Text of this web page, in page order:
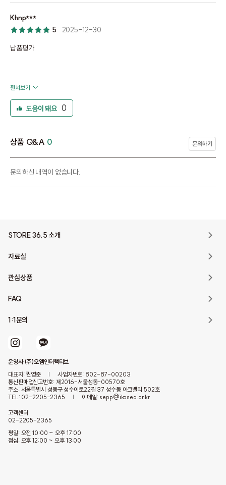
Khnp***
5
2025-12-30
납품평가
펼쳐보기
도움이 돼요 0
상품 Q&A 0 문의하기
문의하신 내역이 없습니다.
STORE 36.5 소개
자료실
관심상품
FAQ
1:1문의
운영사 (주)오엠인터랙티브
대표자: 권영준
|
사업자번호: 802-87-00203
통신판매업신고번호: 제2016-서울성동-00570호
주소: 서울특별시 성동구 성수이로22길 37 성수동 아크밸리 502호
TEL: 02-2205-2365
| 이메일: sepp@ikosea.or.kr
고객센터
02-2205-2365
평일: 오전 10:00 ~ 오후 17:00
점심: 오후 12:00 ~ 오후 13:00